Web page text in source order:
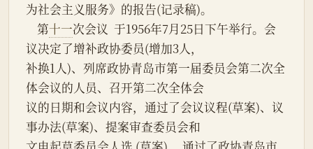
为社会主义服务》的报告(记录稿)。
    第
十一次会议  于1956年7月25日下午举行。会
议决定了增补政协委员(增加3人，
补换1人)、列席政协青岛市第一届委员会第二次全
体会议的人员、召开第二次全体会
议的日期和会议内容，通过了会议议程(草案)、议
事办法(草案)、提案审查委员会和